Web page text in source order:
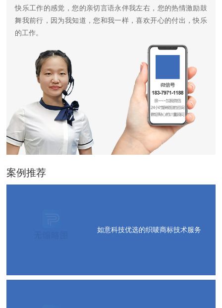
快乐工作的感觉，您的亲切言语永伴我左右，您的热情激励鼓
舞我前行，因为我知道，您和我一样，喜欢开心的付出，快乐
的工作。
案例推荐
如意科技优选的织唛商标技术服务